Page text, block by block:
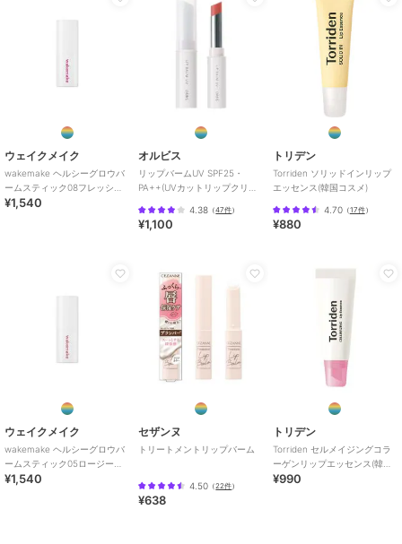
／プロピレン）コポリマー、トリイソステアリン酸ポリグリセリル－
２、マイクロクリスタリンワックス、レシチン、ポリエチレン、水、
パルミチン酸エチルヘキシル、ミリスチン酸イソプロピル、イソステ
アリン酸、ステアリン酸ポリグリセリル－１０、酸化鉄、炭酸プロピ
レン、黄４、ポリリシノレイン酸ポリグリセリル－３、赤２２７、
１，２－ヘキサンジオール、赤２０２、黄５、ジイソステアリン酸ポ
リグリセリル－２、青１、トコフェロール、ハス花エキス、ニンファ
エアアルバ花エキス、ヤマザクラ花エキス、ハイブリッドローズ花エ
キス、ソルビン酸Ｋ
03 タフィーベリー
オクチルドデカノール、ペンタイソステアリン酸ジペンタエリスリチ
ル、ジ安息香酸ＰＧ、ヘキサ脂肪酸（Ｃ５－９）ジペンタエリスリチ
ルエステルズ、トリ（カプリル酸／カプリン酸）グリセリル、合成ワ
ン、グリセリン、キャンデリラロウ、フェニルプロピルジメチルシロ
キシケイ酸、合成フルオロフロゴパイト、水添野菜油、リンゴ酸ジイ
ソステアリル、酸化チタン、イソステアリン酸ソルビタン、ラウリル
ＰＥＧ－９ポリジメチルシロキシエチルジメチコン、アルガニアスピ
ノサ核油、トリ酢酸テトラステアリン酸スクロース、ビニルジメチコ
ン、（セバシン酸／イソパルミチン酸）ジグリセリル、トリイソステ
アリン酸ポリグリセリル－２、ポリヒドロキシステアリン酸、ジステ
アルジモニウムヘクトライト、（エチレン／プロピレン）コポリマ
ン、水、パルミチン酸エチルヘキシル、ミリスチン酸イソプロピル、
イソステアリン酸、ステアリン酸ポリグリセリル－１０、酸化鉄、炭
酸プロピレン、赤２０２、赤２２７、ポリリシノレイン酸ポリグリセ
リル－３、ジイソステアリン酸ポリグリセリル－２、１，２－ヘキサ
ウェイクメイク
wakemake ヘルシーグロウバ
ームスティック08フレッシュ
ピンク(韓国コスメ)
¥1,540
オルビス
リップバームUV SPF25・
PA++(UVカットリップクリー
4.38 （47件）
¥1,100
トリデン
Torriden ソリッドインリップ
エッセンス(韓国コスメ)
4.70（17件）
¥880
ウェイクメイク
wakemake ヘルシーグロウバ
ームスティック05ロージーナ
ップ(韓国コスメ)
¥1,540
セザンヌ
トリートメントリップバーム
4.50 （22件）
¥638
トリデン
Torriden セルメイジングコラ
ーゲンリップエッセンス(韓国
コスメ)
¥990